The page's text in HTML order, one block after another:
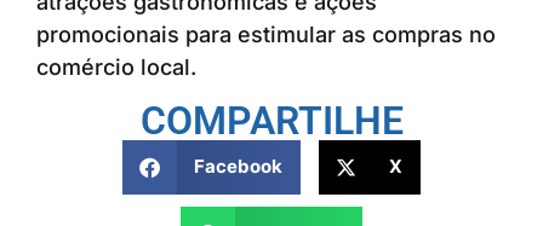
promocionais para estimular as compras no
comércio local.
COMPARTILHE
Facebook X